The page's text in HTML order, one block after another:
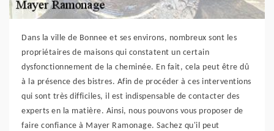
Dans la ville de Bonnee et ses environs, nombreux sont les
propriétaires de maisons qui constatent un certain
dysfonctionnement de la cheminée. En fait, cela peut être dû
à la présence des bistres. Afin de procéder à ces interventions
qui sont très difficiles, il est indispensable de contacter des
experts en la matière. Ainsi, nous pouvons vous proposer de
faire confiance à Mayer Ramonage. Sachez qu'il peut